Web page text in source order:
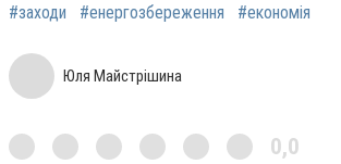
#заходи #енергозбереження #економія
Юля Майстрішина
0,0